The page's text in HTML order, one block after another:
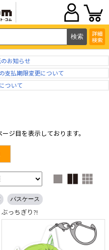
詳細
検索
お知らせ
支払期限変更について
ついて
ジ目を表示しております。
パスケース
ぶっちぎり?!